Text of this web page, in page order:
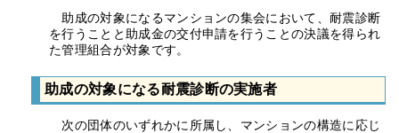
助成の対象になるマンションの集会において、耐震診断
を行うことと助成金の交付申請を行うことの決議を得られ
た管理組合が対象です。
助成の対象になる耐震診断の実施者
次の団体のいずれかに所属し、マンションの構造に応じ